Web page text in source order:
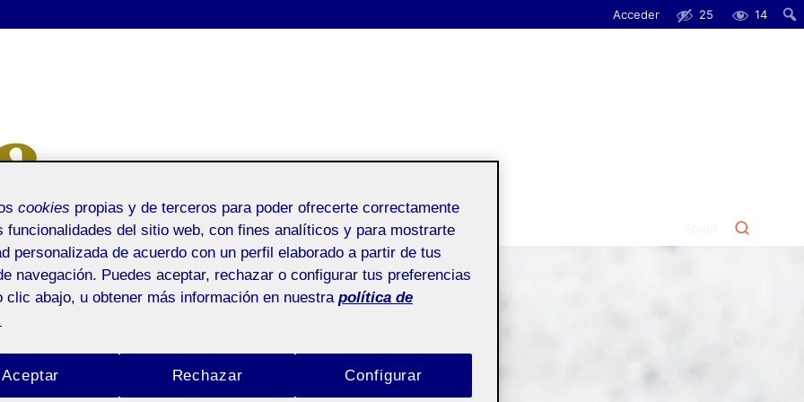
Acceder 25 14
cookies propias y de terceros para poder ofrecerte correctamente
funcionalidades del sitio web, con fines analíticos y para mostrarte
personalizada de acuerdo con un perfil elaborado a partir de tus
navegación. Puedes aceptar, rechazar o configurar tus preferencias
clic abajo, u obtener más información en nuestra política de
Rechazar
Aceptar Configurar